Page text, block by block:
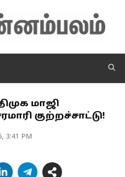
மாஜி
குற்றச்சாட்டு!
3:41 PM